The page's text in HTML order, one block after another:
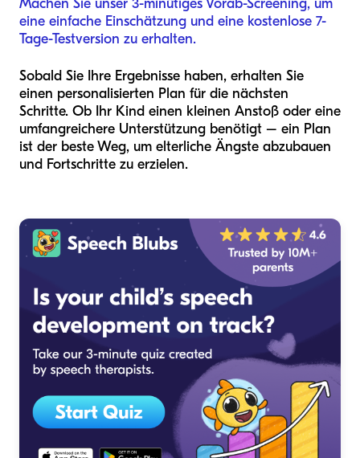
Machen Sie unser 3-minütiges Vorab-Screening, um
eine einfache Einschätzung und eine kostenlose 7-
Tage-Testversion zu erhalten.
Sobald Sie Ihre Ergebnisse haben, erhalten Sie
einen personalisierten Plan für die nächsten
Schritte. Ob Ihr Kind einen kleinen Anstoß oder eine
umfangreichere Unterstützung benötigt – ein Plan
ist der beste Weg, um elterliche Ängste abzubauen
und Fortschritte zu erzielen.